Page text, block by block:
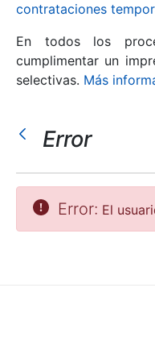
Mostrar/Ocultar
Mostrar/Ocultar
contrataciones
En todos los
cumplimentar un
selectivas. Más
Error
Error: El